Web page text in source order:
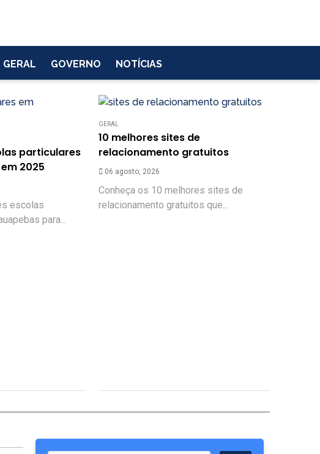
GERAL GOVERNO NOTÍCIAS
particulares
2025
escolas
para...
GERAL
10 melhores sites de
relacionamento gratuitos
06 agosto, 2026
Conheça os 10 melhores sites de
relacionamento gratuitos que...